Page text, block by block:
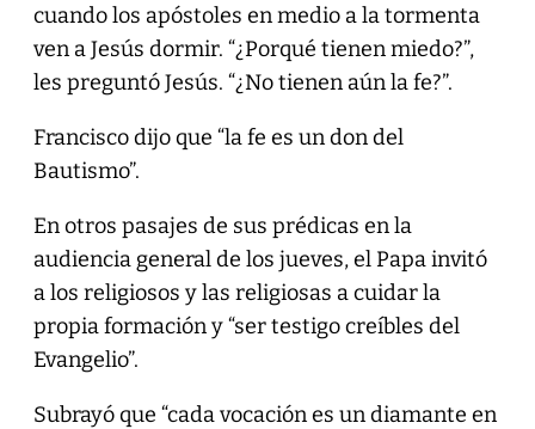
cuando los apóstoles en medio a la tormenta
ven a Jesús dormir. “¿Porqué tienen miedo?”,
les preguntó Jesús. “¿No tienen aún la fe?”.
Francisco dijo que “la fe es un don del
Bautismo”.
En otros pasajes de sus prédicas en la
audiencia general de los jueves, el Papa invitó
a los religiosos y las religiosas a cuidar la
propia formación y “ser testigo creíbles del
Evangelio”.
Subrayó que “cada vocación es un diamante en